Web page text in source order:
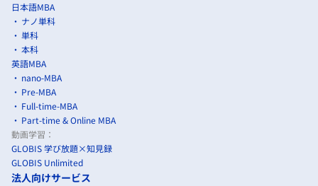
日本語MBA
ナノ単科
単科
本科
英語MBA
nano-MBA
Pre-MBA
Full-time-MBA
Part-time & Online MBA
動画学習：
GLOBIS 学び放題×知見録
GLOBIS Unlimited
法人向けサービス